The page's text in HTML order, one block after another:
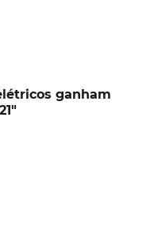
ganham